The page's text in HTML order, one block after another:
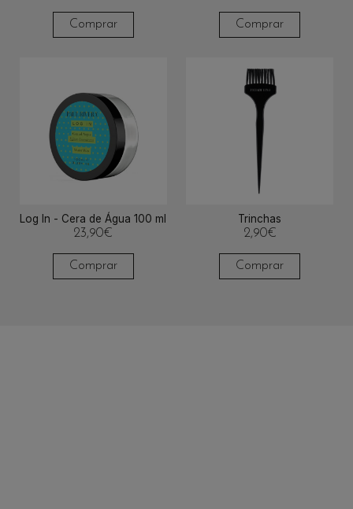
Comprar Comprar
Log In - Cera de Água 100 ml
23,90€
Comprar
Trinchas
2,90€
Comprar